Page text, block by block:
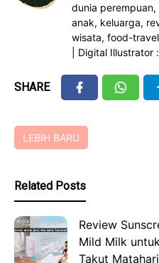
dunia
anak, keluarga,
wisata, food-
| Digital Illustrator
SHARE
LEBIH BARU
Related Posts
Review
Mild Milk
Takut